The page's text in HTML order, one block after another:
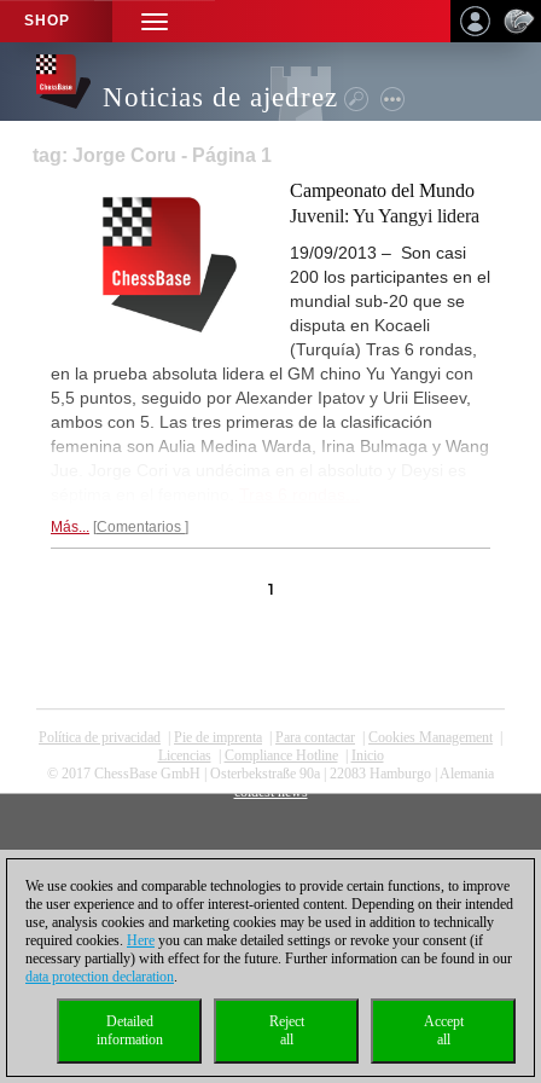
SHOP
TOGGLE
NAVIGATION
Noticias de ajedrez
tag: Jorge Coru - Página 1
Campeonato del Mundo
Juvenil: Yu Yangyi lidera
19/09/2013 – Son casi
200 los participantes en el
mundial sub-20 que se
disputa en Kocaeli
(Turquía) Tras 6 rondas,
en la prueba absoluta lidera el GM chino Yu Yangyi con
5,5 puntos, seguido por Alexander Ipatov y Urii Eliseev,
ambos con 5. Las tres primeras de la clasificación
femenina son Aulia Medina Warda, Irina Bulmaga y Wang
Más... Comentarios
1
Política de privacidad Pie de imprenta Para contactar Cookies Management
Licencias
Compliance Hotline|
Inicio
© 2017 ChessBase GmbH | Osterbekstraße 90a | 22083 Hamburgo | Alemania
coldest news
We use cookies and comparable technologies to provide certain functions, to improve
the user experience and to offer interest-oriented content. Depending on their intended
use, analysis cookies and marketing cookies may be used in addition to technically
required cookies. Here you can make detailed settings or revoke your consent (if
necessary partially) with effect for the future. Further information can be found in our
data protection declaration.
Accept
all
Reject
all
Detailed
information